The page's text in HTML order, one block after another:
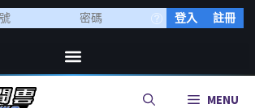
登入 註冊
MENU